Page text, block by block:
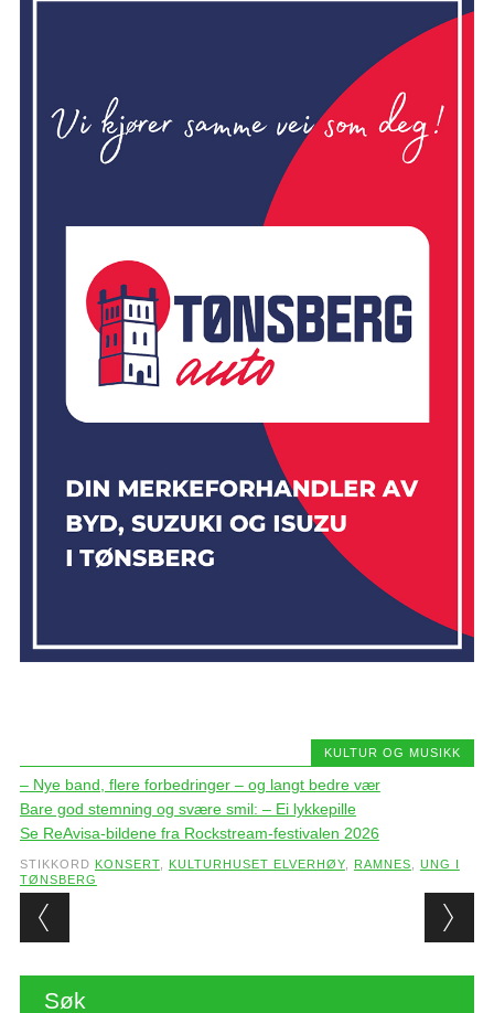
KULTUR OG MUSIKK
– Nye band, flere forbedringer – og langt bedre vær
Bare god stemning og svære smil: – Ei lykkepille
Se ReAvisa-bildene fra Rockstream-festivalen 2026
STIKKORD KONSERT, KULTURHUSET ELVERHØY, RAMNES
UNG I
TØNSBERG
Post navigation
Søk